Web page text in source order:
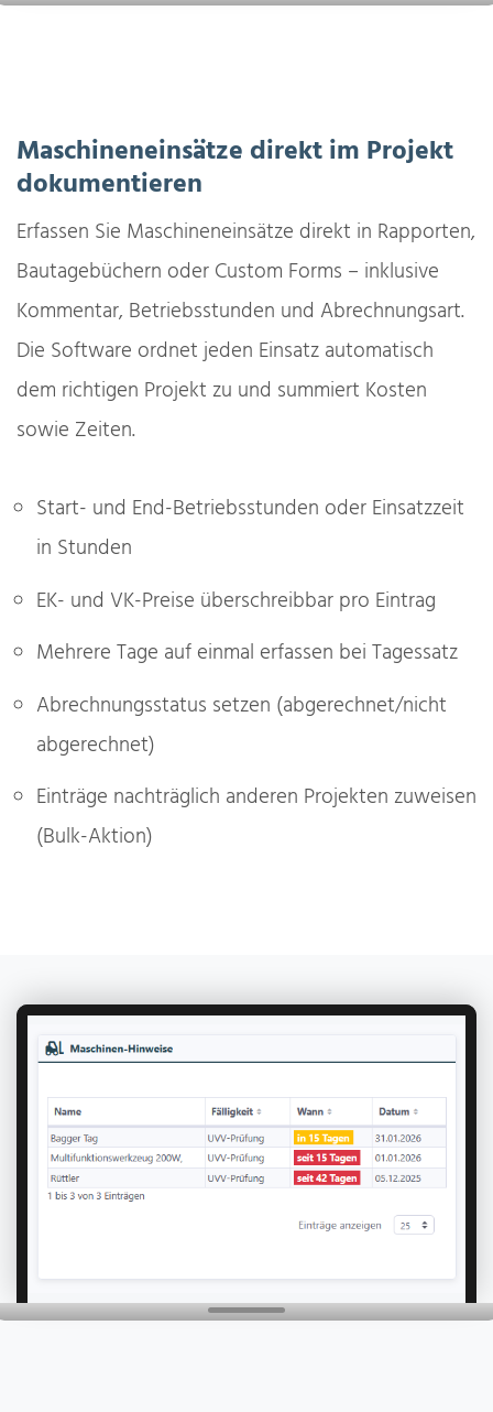
Maschineneinsätze direkt im Projekt
dokumentieren
Erfassen Sie Maschineneinsätze direkt in Rapporten,
Bautagebüchern oder Custom Forms – inklusive
Kommentar, Betriebsstunden und Abrechnungsart.
Die Software ordnet jeden Einsatz automatisch
dem richtigen Projekt zu und summiert Kosten
sowie Zeiten.
Start- und End-Betriebsstunden oder Einsatzzeit
in Stunden
EK- und VK-Preise überschreibbar pro Eintrag
Mehrere Tage auf einmal erfassen bei Tagessatz
Abrechnungsstatus setzen (abgerechnet/nicht
abgerechnet)
Einträge nachträglich anderen Projekten zuweisen
(Bulk-Aktion)